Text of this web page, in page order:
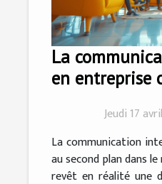
La
en entreprise
Jeudi 17
La communication
au second plan dans
revêt en réalité une